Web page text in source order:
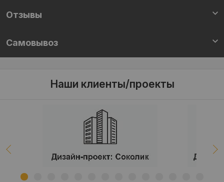
Отзывы
Самовывоз
Наши клиенты/проекты